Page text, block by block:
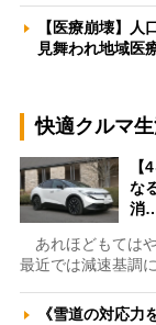
【医療崩壊】
見舞われ地域
快適クルマ
な
消
あれほどもてはや
最近では減速基調
《雪道の対応